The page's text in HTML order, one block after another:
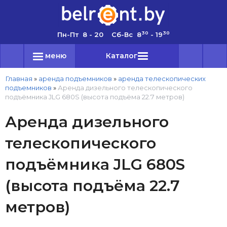
Пн-Пт 8 - 20 Сб-Вс 830 - 1930
меню Каталог
Главная » аренда подъемников » аренда телескопических
подъемников » Аренда дизельного телескопического
подъёмника JLG 680S (высота подъёма 22.7 метров)
Аренда дизельного
телескопического
подъёмника JLG 680S
(высота подъёма 22.7
метров)